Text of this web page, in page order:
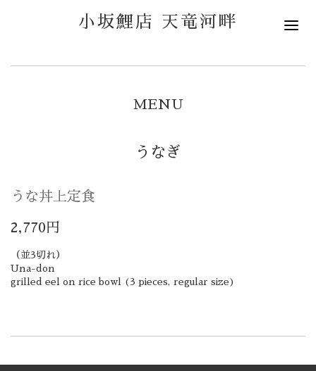
小坂鯉店 天竜河畔
MENU
うなぎ
うな丼上定食
2,770円
（並3切れ）
Una-don
grilled eel on rice bowl (3 pieces, regular size)